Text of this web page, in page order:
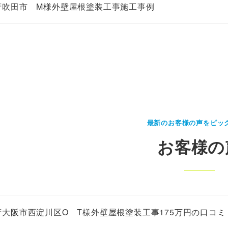
吹田市 M様外壁屋根塗装工事施工事例
最新のお客様の声をピッ
お客様
大阪市西淀川区O T様外壁屋根塗装工事175万円の口コミ